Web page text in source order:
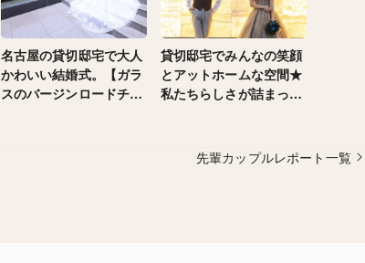
名古屋の貸切邸宅で大人
かわいい結婚式。【ガラ
スのバージンロードチャ
貸切邸宅でみんなの笑顔
とアットホームな空間★
私たちらしさが詰まった
先輩カップルレポート一覧